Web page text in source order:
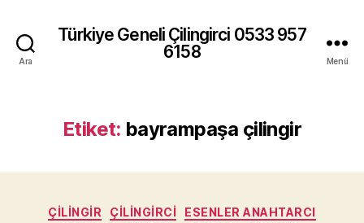
Ara
Türkiye Geneli Çilingirci 0533 957
6158
Menü
Etiket: bayrampaşa çilingir
Kategoriler
ÇILINGIR ÇILINGIRCI
ESENLER ANAHTARCI